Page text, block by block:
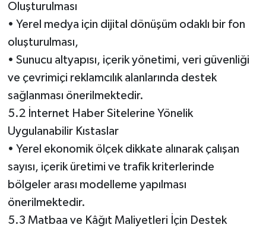
Oluşturulması
• Yerel medya için dijital dönüşüm odaklı bir fon
oluşturulması,
• Sunucu altyapısı, içerik yönetimi, veri güvenliği
ve çevrimiçi reklamcılık alanlarında destek
sağlanması önerilmektedir.
5.2 İnternet Haber Sitelerine Yönelik
Uygulanabilir Kıstaslar
• Yerel ekonomik ölçek dikkate alınarak çalışan
sayısı, içerik üretimi ve trafik kriterlerinde
bölgeler arası modelleme yapılması
önerilmektedir.
5.3 Matbaa ve Kâğıt Maliyetleri İçin Destek